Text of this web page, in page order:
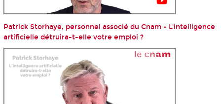
Patrick Storhaye, personnel associé du Cnam - L'intelligence
artificielle détruira-t-elle votre emploi ?